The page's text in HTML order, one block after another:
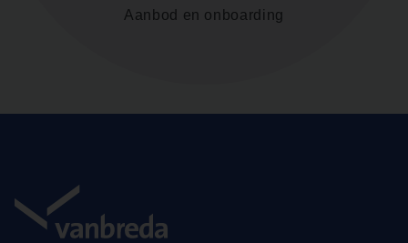
Aanbod en onboarding